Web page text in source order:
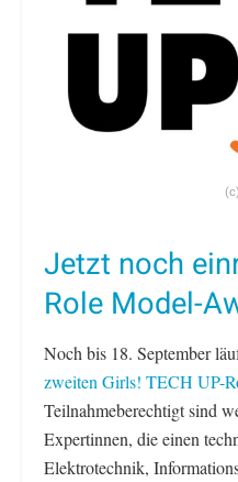
Jetzt noch
Role Model-
Noch bis 18. September
zweiten Girls! TECH UP-
Teilnahmeberechtigt sind
Expertinnen, die einen
Elektrotechnik,